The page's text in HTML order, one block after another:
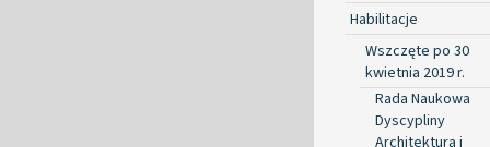
Habilitacje
Wszczęte po 30
kwietnia 2019 r.
Rada Naukowa
Dyscypliny
Architektura i